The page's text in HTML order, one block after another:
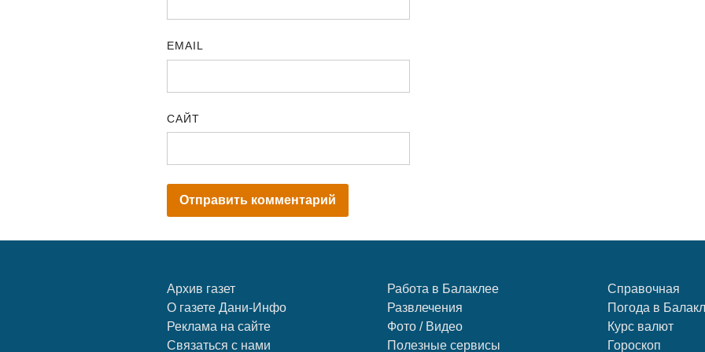
EMAIL
САЙТ
Архив газет
О газете Дани-Инфо
Реклама на сайте
Связаться с нами
Работа в Балаклее
Развлечения
Фото / Видео
Полезные сервисы
Справочная
Погода в
Курс валют
Гороскоп